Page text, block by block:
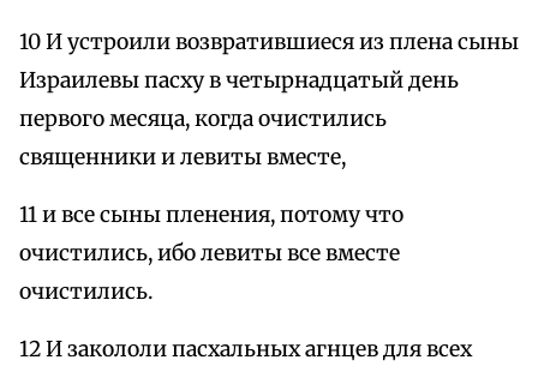
10 И устроили возвратившиеся из плена сыны
Израилевы пасху в четырнадцатый день
первого месяца, когда очистились
священники и левиты вместе,
11 и все сыны пленения, потому что
очистились, ибо левиты все вместе
очистились.
12 И закололи пасхальных агнцев для всех